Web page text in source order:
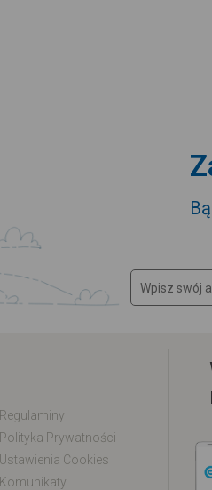
Regulaminy
Polityka Prywatności
Ustawienia Cookies
Komunikaty